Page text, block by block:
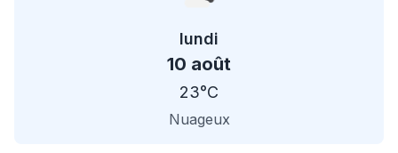
lundi
10 août
23°C
Nuageux